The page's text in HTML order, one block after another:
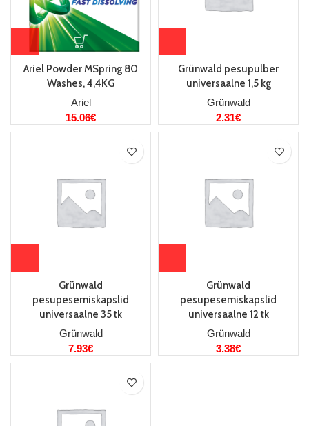
Ariel Powder MSpring 80
Washes, 4,4KG
Ariel
15.06€
Grünwald pesupulber
universaalne 1,5 kg
Grünwald
2.31€
Grünwald
pesupesemiskapslid
universaalne 35 tk
Grünwald
7.93€
Grünwald
pesupesemiskapslid
universaalne 12 tk
Grünwald
3.38€